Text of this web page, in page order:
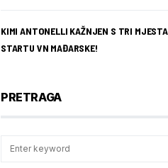
KIMI ANTONELLI KAŽNJEN S TRI
STARTU VN MAĐARSKE!
PRETRAGA